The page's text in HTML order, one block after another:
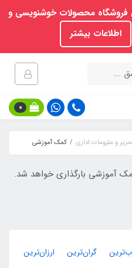
فروشگاه محصولات خوشنویسی و
اطلاعات بیشتر
0
و ملزومات اداری کمک آموزشی
آموزشی بارگذاری خواهد شد.
گران‌ترین ارزان‌ترین